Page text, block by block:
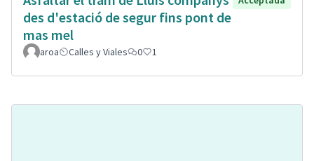
des d'estació de segur fins pont de
mas mel
aroa Calles y Viales 0 1